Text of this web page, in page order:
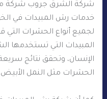
شركة الشرق جروب شركة
خدمات رش المبيدات في
لجميع أنواع الحشرات
المبيدات التي تستخدمها
الإنسان، وتحقق نتائج
الحشرات مثل النمل